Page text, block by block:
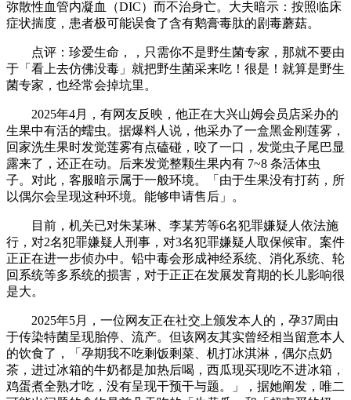
弥散性血管内凝血（DIC）而不治身亡。大夫暗示：按照临床
症状揣度，患者极可能误食了含有鹅膏毒肽的剧毒蘑菇。
点评：珍爱生命，，只需你不是野生菌专家，那就不要由
于「看上去仿佛没毒」就把野生菌采来吃！很是！就算是野生
菌专家，也经常会掉坑里。
2025年4月，有网友反映，他正在大兴山姆会员店采办的
生果中有活的蠕虫。据爆料人说，他采办了一盒黑金刚莲雾，
回家洗生果时发觉莲雾有点磕碰，咬了一口，发觉虫子尾巴显
露来了，还正在动。后来发觉整颗生果内有 7~8 条活体虫
子。对此，客服暗示属于一般环境。「由于生果没有打药，所
以偶尔会呈现这种环境。能够申请售后」。
目前，机关已对朱某琳、李某芳等6名犯罪嫌疑人依法施
行，对2名犯罪嫌疑人刑事，对3名犯罪嫌疑人取保候审。案件
正正在进一步侦办中。铅中毒会形成神经系统、消化系统、轮
回系统等多系统的损害，对于正正在发展发育期的长儿影响很
是大。
2025年5月，一位网友正在社交上颁发本人的，孕37周由
于传染特菌呈现胎停、流产。但该网友其实曾经相当留意本人
的饮食了，「孕期我不吃剩饭剩菜、机打冰淇淋，偶尔点奶
茶，进过冰箱的牛奶都是加热后喝，西瓜现买现吃不进冰箱，
鸡蛋煮全熟才吃，没有呈现干预干与题。」，据她阐发，唯二